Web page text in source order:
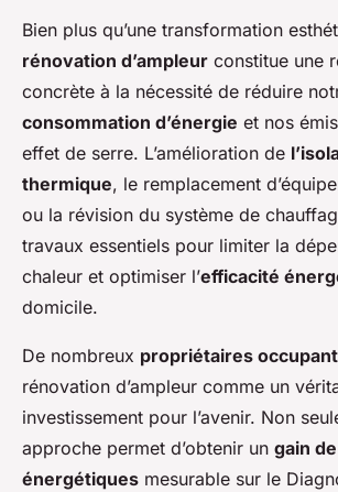
Bien plus qu’une transformation
rénovation d’ampleur constitue une
concrète à la nécessité de réduire
consommation d’énergie et nos
effet de serre. L’amélioration de
thermique, le remplacement
ou la révision du système de
travaux essentiels pour limiter la
chaleur et optimiser l’efficacité
domicile.
De nombreux propriétaires
rénovation d’ampleur comme un
investissement pour l’avenir. Non
approche permet d’obtenir un gain
énergétiques mesurable sur le